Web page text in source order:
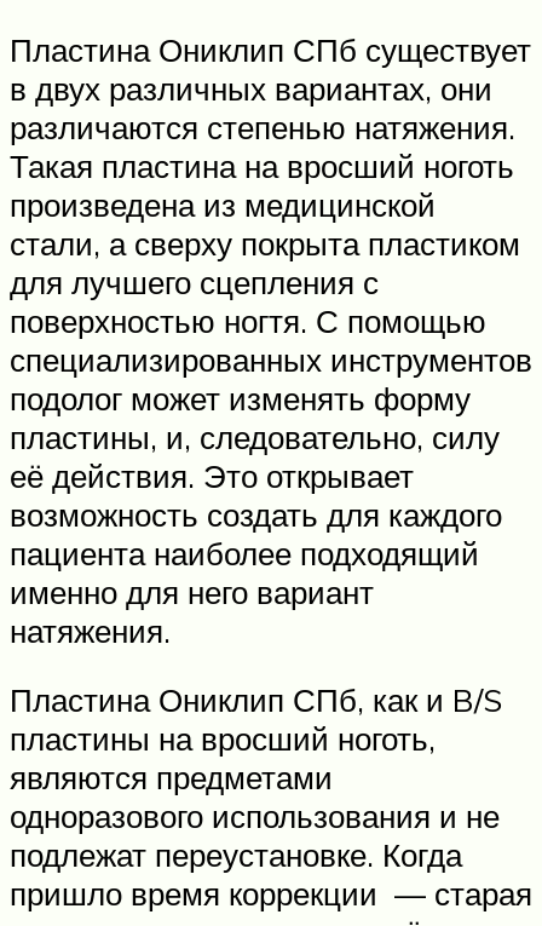
Пластина Ониклип СПб существует
в двух различных вариантах, они
различаются степенью натяжения.
Такая пластина на вросший ноготь
произведена из медицинской
стали, а сверху покрыта пластиком
для лучшего сцепления с
поверхностью ногтя. С помощью
специализированных инструментов
подолог может изменять форму
пластины, и, следовательно, силу
её действия. Это открывает
возможность создать для каждого
пациента наиболее подходящий
именно для него вариант
натяжения.
Пластина Ониклип СПб, как и B/S
пластины на вросший ноготь,
являются предметами
одноразового использования и не
подлежат переустановке. Когда
пришло время коррекции — старая